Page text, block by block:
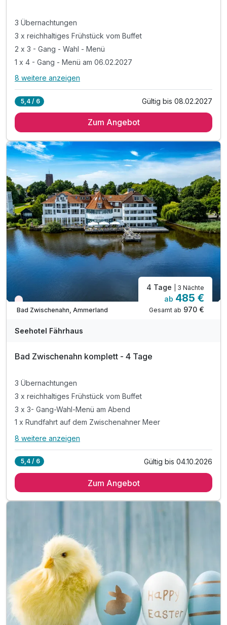
3 Übernachtungen
3 x reichhaltiges Frühstück vom Buffet
2 x 3 - Gang - Wahl - Menü
1 x 4 - Gang - Menü am 06.02.2027
Alle Inklusivleistungen
3 x reichhaltiges Frühstück vom Buffet
1 x 4 - Gang - Menü am 06.02.2027
inkl. 1 Flasche Mineralwasser auf dem Zimmer
inkl. 1 Kaffeegedeck mit Kuchen
inkl. Erholung in unserem Schwimmbad
inkl. Entspannung in unserer Sauna, Dampfgrotte *
inkl. Parkplatz nach Verfügbarkeit
inkl. flauschigem Bademantel und Frottierslipper
inkl. Parkplatz
inkl. freies W-Lan
8 weitere anzeigen
5,4 / 6 Gültig bis 08.02.2027
Zum Angebot
Nur noch Restplätze
Bad Zwischenahn, Ammerland
4 Tage | 3 Nächte
ab 485 €
Gesamt ab 970 €
Seehotel Fährhaus
Bad Zwischenahn komplett - 4 Tage
3 Übernachtungen
3 x reichhaltiges Frühstück vom Buffet
3 x 3- Gang-Wahl-Menü am Abend
1 x Rundfahrt auf dem Zwischenahner Meer
Alle Inklusivleistungen
3 x reichhaltiges Frühstück vom Buffet
1 x Kaffee und Kuchen im Restaurant „Graf Luckner“
inkl. Eintritt in unser Schwimmbads
inkl. Erholung in unserer Sauna*
inkl. flauschiger Bademantel auf dem Zimmer
inkl. Flasche Mineralwasser auf dem Zimmer
inkl. Parkplatz nach Verfügbarkeit
inkl. W-Lan
8 weitere anzeigen
5,4 / 6 Gültig bis 04.10.2026
Zum Angebot